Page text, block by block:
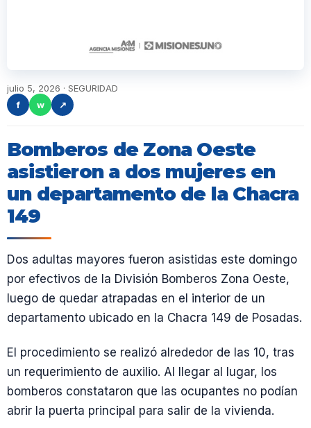
julio 5, 2026 · SEGURIDAD
f
w ↗
Bomberos de Zona Oeste
asistieron a dos mujeres en
un departamento de la Chacra
149
Dos adultas mayores fueron asistidas este domingo
por efectivos de la División Bomberos Zona Oeste,
luego de quedar atrapadas en el interior de un
departamento ubicado en la Chacra 149 de Posadas.
El procedimiento se realizó alrededor de las 10, tras
un requerimiento de auxilio. Al llegar al lugar, los
bomberos constataron que las ocupantes no podían
abrir la puerta principal para salir de la vivienda.